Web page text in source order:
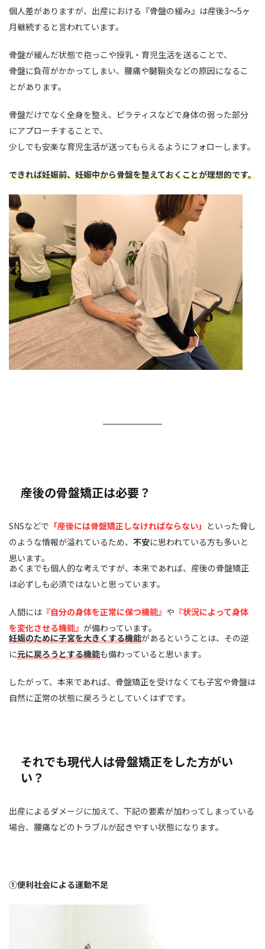
個人差がありますが、出産における『骨盤の緩み』は産後3～5ヶ
月継続すると言われています。
骨盤が緩んだ状態で抱っこや授乳・育児生活を送ることで、
骨盤に負荷がかかってしまい、腰痛や腱鞘炎などの原因になるこ
とがあります。
骨盤だけでなく全身を整え、ピラティスなどで身体の弱った部分
にアプローチすることで、
少しでも安楽な育児生活が送ってもらえるようにフォローします。
できれば妊娠前、妊娠中から骨盤を整えておくことが理想的です。
産後の骨盤矯正は必要？
SNSなどで 「産後には骨盤矯正しなければならない」 といった脅し
のような情報が溢れているため、 不安に思われている方も多いと
思います。
あくまでも個人的な考えですが、本来であれば、産後の骨盤矯正
は必ずしも必須ではないと思っています。
人間には 『自分の身体を正常に保つ機能』 や 『状況によって身体
を変化させる機能』 が備わっています。
妊娠のために子宮を大きくする機能があるということは、その逆
に元に戻ろうとする機能も備わっていると思います。
したがって、本来であれば、骨盤矯正を受けなくても子宮や骨盤は
自然に正常の状態に戻ろうとしていくはずです。
それでも現代人は骨盤矯正をした方がい
い？
出産によるダメージに加えて、下記の要素が加わってしまっている
場合、腰痛などのトラブルが起きやすい状態になります。
➀便利社会による運動不足